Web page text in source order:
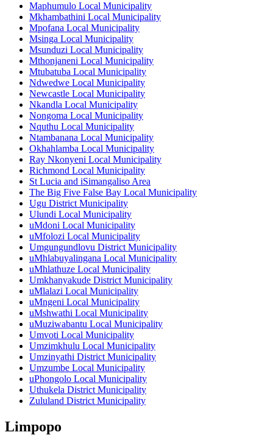
Maphumulo Local Municipality
Mkhambathini Local Municipality
Mpofana Local Municipality
Msinga Local Municipality
Msunduzi Local Municipality
Mthonjaneni Local Municipality
Mtubatuba Local Municipality
Ndwedwe Local Municipality
Newcastle Local Municipality
Nkandla Local Municipality
Nongoma Local Municipality
Nquthu Local Municipality
Ntambanana Local Municipality
Okhahlamba Local Municipality
Ray Nkonyeni Local Municipality
Richmond Local Municipality
St Lucia and iSimangaliso Area
The Big Five False Bay Local Municipality
Ugu District Municipality
Ulundi Local Municipality
uMdoni Local Municipality
uMfolozi Local Municipality
Umgungundlovu District Municipality
uMhlabuyalingana Local Municipality
uMhlathuze Local Municipality
Umkhanyakude District Municipality
uMlalazi Local Municipality
uMngeni Local Municipality
uMshwathi Local Municipality
uMuziwabantu Local Municipality
Umvoti Local Municipality
Umzimkhulu Local Municipality
Umzinyathi District Municipality
Umzumbe Local Municipality
uPhongolo Local Municipality
Uthukela District Municipality
Zululand District Municipality
Limpopo